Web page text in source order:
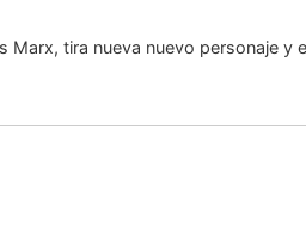
tira nueva nuevo personaje y